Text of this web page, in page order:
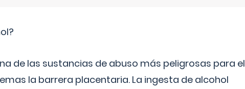
de las sustancias de abuso más peligrosas para el
la barrera placentaria. La ingesta de alcohol